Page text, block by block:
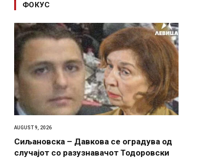
ФОКУС
AUGUST 9, 2026
Сиљановска – Давкова се оградува од
случајот со разузнавачот Тодоровски